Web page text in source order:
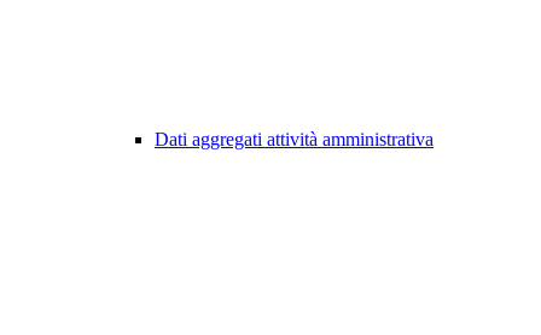
Dati aggregati attività amministrativa